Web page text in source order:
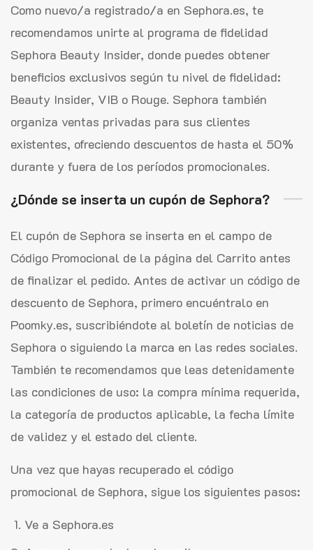
Como nuevo/a registrado/a en Sephora.es, te
recomendamos unirte al programa de fidelidad
Sephora Beauty Insider, donde puedes obtener
beneficios exclusivos según tu nivel de fidelidad:
Beauty Insider, VIB o Rouge. Sephora también
organiza ventas privadas para sus clientes
existentes, ofreciendo descuentos de hasta el 50%
durante y fuera de los períodos promocionales.
¿Dónde se inserta un cupón de Sephora?
El cupón de Sephora se inserta en el campo de
Código Promocional de la página del Carrito antes
de finalizar el pedido. Antes de activar un código de
descuento de Sephora, primero encuéntralo en
Poomky.es, suscribiéndote al boletín de noticias de
Sephora o siguiendo la marca en las redes sociales.
También te recomendamos que leas detenidamente
las condiciones de uso: la compra mínima requerida,
la categoría de productos aplicable, la fecha límite
de validez y el estado del cliente.
Una vez que hayas recuperado el código
promocional de Sephora, sigue los siguientes pasos:
Ve a Sephora.es